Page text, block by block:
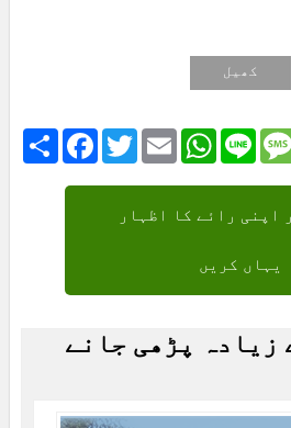
کھیل
ShareFacebook
TwitterEmail Line
اپنی رائے کا اظہار
یہاں کریں
زیادہ پڑھی جانے